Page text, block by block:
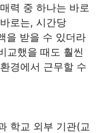
력 중 하나는 바로
로는, 시간당
을 받을 수 있더라
교했을 때도 훨씬
경에서 근무할 수
학교 외부 기관(교